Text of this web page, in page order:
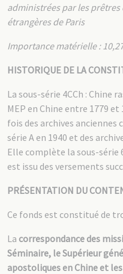
administrées par les prêtres
étrangères de Paris
Importance matérielle :
HISTORIQUE DE LA
La sous-série 4CCh : Chine
MEP en Chine entre 1779
fois des archives
série A en 1940 et des
Elle complète la sous-série
est issu des versements
PRÉSENTATION DU
Ce fonds est constitué de
La correspondance des
Séminaire, le Supérieur
apostoliques en Chine et